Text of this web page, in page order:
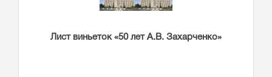
Лист виньеток «50 лет А.В. Захарченко»